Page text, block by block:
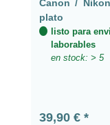
Canon /
plato
listo para
laborables
en stock: > 5
Precio
39,90 €